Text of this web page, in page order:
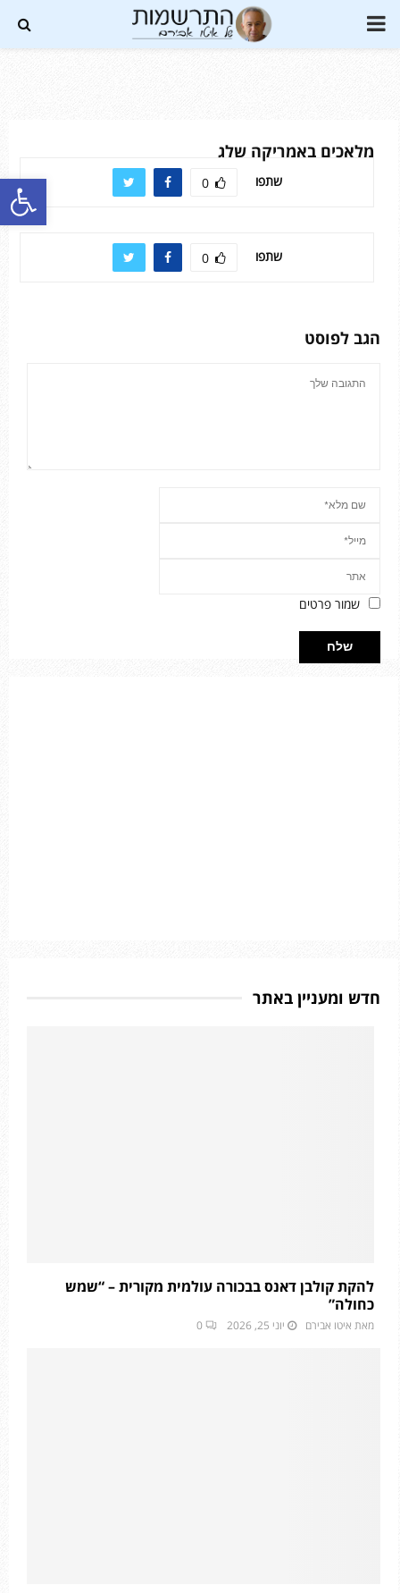
פתח סרגל נגישות
PRIMARY
מלאכים באמריקה שלג
שתפו 0
שתפו 0
הגב לפוסט
שמור פרטים
חדש ומעניין באתר
להקת קולבן דאנס בבכורה עולמית מקורית – “שמש
כחולה”
מאת איטו אבירם יוני 25, 2026 0